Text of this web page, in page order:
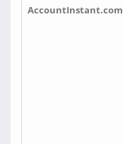
AccountInstant.com